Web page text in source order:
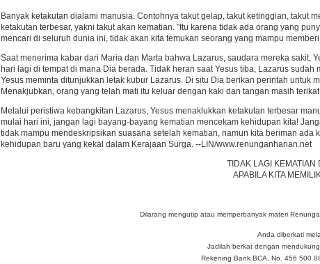
Banyak ketakutan dialami manusia. Contohnya takut gelap, takut ketinggian, takut
ketakutan terbesar, yakni takut akan kematian. "Itu karena tidak ada orang yang
mencari di seluruh dunia ini, tidak akan kita temukan seorang yang mampu
Saat menerima kabar dari Maria dan Marta bahwa Lazarus, saudara mereka
hari lagi di tempat di mana Dia berada. Tidak heran saat Yesus tiba, Lazarus
Yesus meminta ditunjukkan letak kubur Lazarus. Di situ Dia berikan perintah
Menakjubkan, orang yang telah mati itu keluar dengan kaki dan tangan masih
Melalui peristiwa kebangkitan Lazarus, Yesus menaklukkan ketakutan terbesar
mulai hari ini, jangan lagi bayang-bayang kematian mencekam kehidupan kita!
tidak mampu mendeskripsikan suasana setelah kematian, namun kita beriman
kehidupan baru yang kekal dalam Kerajaan Surga. --LIN/www.renunganharian.net
TIDAK LAGI KEMATIAN
APABILA KITA
Dilarang mengutip atau memperbanyak materi
Anda diberkati
Jadilah berkat dengan
Rekening Bank BCA, No. 456 500